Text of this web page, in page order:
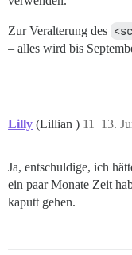
Zur Veralterung des
– alles wird bis
Lilly (Lillian ) 13.
11
Ja, entschuldige, ich
ein paar Monate Zeit
kaputt gehen.